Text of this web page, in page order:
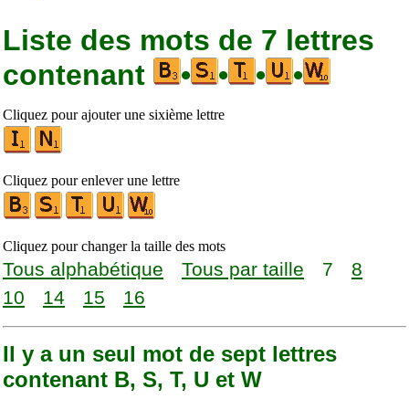
Liste des mots de 7 lettres
contenant
• • • •
Cliquez pour ajouter une sixième lettre
Cliquez pour enlever une lettre
Cliquez pour changer la taille des mots
Tous alphabétique Tous par taille 7
8
10
14 15 16
Il y a un seul mot de sept lettres
contenant B, S, T, U et W